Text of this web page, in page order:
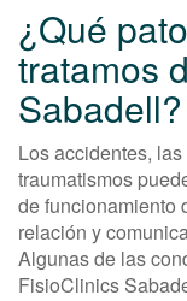
¿Qué
tratamos
Sabadell?
Los accidentes,
traumatismos
de funcionamiento
relación y
Algunas de las
FisioClinics